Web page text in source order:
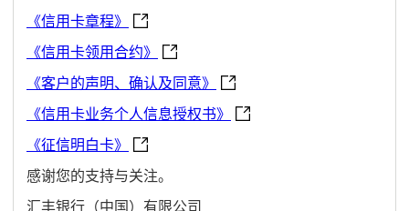
《信用卡章程》
《信用卡章程》 This link will open in a
《信用卡领用合约》
《信用卡领用合约》 This link will
《客户的声明、确认及同意》
《客户的声明、确认及同
《信用卡业务个人信息授权书》
《信用卡业务个人信息授
《征信明白卡》
《征信明白卡》 This link will open in a
感谢您的支持与关注。
汇丰银行（中国）有限公司